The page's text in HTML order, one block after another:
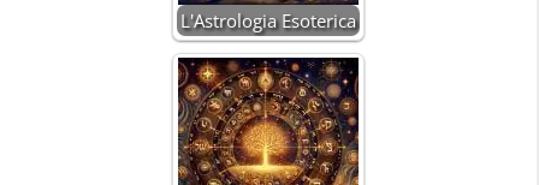
L'Astrologia Esoterica